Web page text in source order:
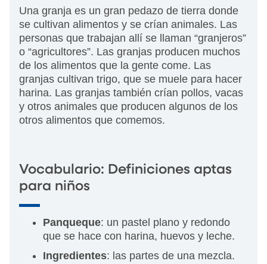
Una granja es un gran pedazo de tierra donde
se cultivan alimentos y se crían animales. Las
personas que trabajan allí se llaman “granjeros”
o “agricultores”. Las granjas producen muchos
de los alimentos que la gente come. Las
granjas cultivan trigo, que se muele para hacer
harina. Las granjas también crían pollos, vacas
y otros animales que producen algunos de los
otros alimentos que comemos.
Vocabulario: Definiciones aptas
para niños
Panqueque: un pastel plano y redondo
que se hace con harina, huevos y leche.
Ingredientes: las partes de una mezcla.